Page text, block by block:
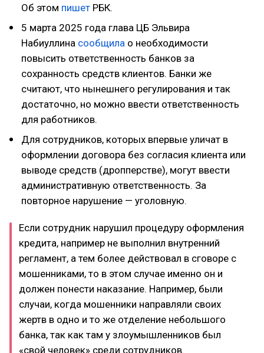
Об этом пишет РБК.
5 марта 2025 года глава ЦБ Эльвира
Набиуллина сообщила о необходимости
повысить ответственность банков за
сохранность средств клиентов. Банки же
считают, что нынешнего регулирования и так
достаточно, но можно ввести ответственность
для работников.
Для сотрудников, которых впервые уличат в
оформлении договора без согласия клиента или
выводе средств (дропперстве), могут ввести
административную ответственность. За
повторное нарушение — уголовную.
Если сотрудник нарушил процедуру оформления
кредита, например не выполнил внутренний
регламент, а тем более действовал в сговоре с
мошенниками, то в этом случае именно он и
должен понести наказание. Например, были
случаи, когда мошенники направляли своих
жертв в одно и то же отделение небольшого
банка, так как там у злоумышленников был
«свой человек» среди сотрудников.